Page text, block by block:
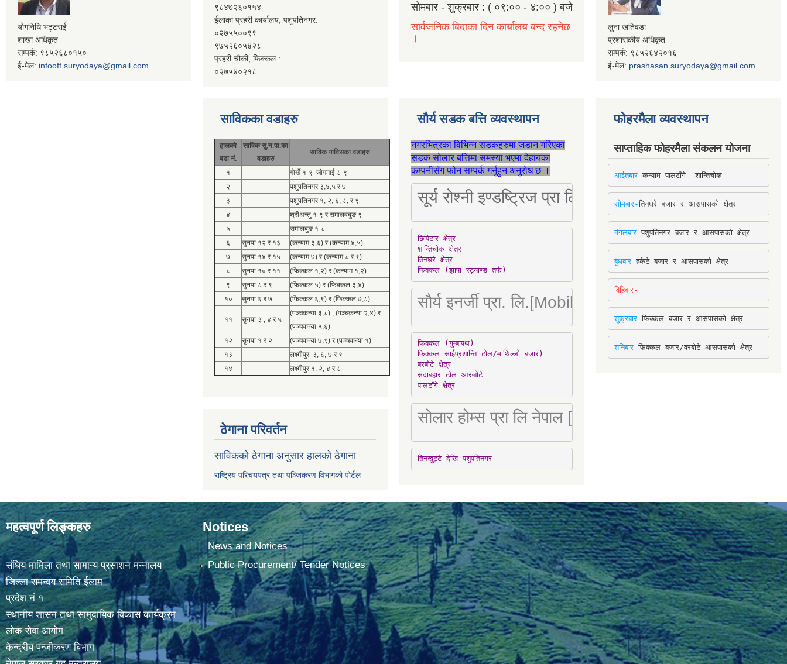
योगनिधि भट्टराई
शाखा अधिकृत
सम्पर्क: ९८५२६८०१५०
ई-मेल: infooff.suryodaya@gmail.com
९८४७२६०१५४
ईलाका प्रहरी कार्यालय, पशुपतिनगर:
०२७५५००९९
९७५२६०५४२८
प्रहरी चौकी, फिक्कल :
०२७५४०२१८
सोमबार - शुक्रबार : ( ०९:०० - ४:०० ) बजे
सार्वजनिक बिदाका दिन कार्यालय बन्द रहनेछ
।
लुना खतिवडा
प्रशासकीय अधिकृत
सम्पर्क: ९८५२६४२०१६
ई-मेल: prashasan.suryodaya@gmail.com
साविकका वडाहरु
हालको
वडा नं.
साविक सु.न.पा.का
वडाहरु
साविक गाविसका वडाहरु
१
गोर्खे १-९ जोगमाई ८-९
२
पशुपतिनगर ३,४,५ र ७
३
पशुपतिनगर १, २, ६, ८, र ९
४
श्रीअन्तु १-९ र समालवबुङ ९
५
समालबुङ १-८
६
सुनपा १२ र १३
(कन्याम ३,६) र (कन्याम ४,५)
७
सुनपा १४ र १५
(कन्याम ७) र (कन्याम ८ र ९)
८
सुनपा १० र ११
(फिक्कल १,२) र (कन्याम १,२)
९
सुनपा ८ र ९
(फिक्कल ५) र (फिक्कल ३,४)
१०
सुनपा ६ र ७ (फिक्कल ६,९) र (फिक्कल ७,८)
११ सुनपा ३ , ४ र ५
(पञ्चकन्या ३,८) , (पञ्चकन्या २,४) र
(पञ्चकन्या ५,६)
१२
सुनपा १ र २
(पञ्चकन्या ७,९) र (पञ्चकन्या १)
१३
लक्ष्मीपुर ३, ६, ७ र ९
१४
लक्ष्मीपुर १, २, ४ र ८
ठेगाना परिवर्तन
साविकको ठेगाना अनुसार हालको ठेगाना
राष्ट्रिय परिचयपत्र तथा पञ्जिकरण विभागको पोर्टल
सौर्य सडक बत्ति व्यवस्थापन
नगरभित्रका विभिन्न सडकहरुमा जडान गरिएका
सडक सोलार बत्तिमा समस्या भएमा देहायका
कम्पनीसँग फोन सम्पर्क गर्नुहुन अनुरोध छ ।
सूर्य रोश्नी इण्डष्ट्रिज प्रा लि [Mobile: 9851034034]
छिपिटार क्षेत्र
शान्तिचोक क्षेत्र
तिनघरे क्षेत्र
फिक्कल (झापा स्ट्याण्ड तर्फ)
सौर्य इनर्जी प्रा. लि.[Mobile : 9842780266]
फिक्कल (गुम्बापथ)
फिक्कल साईप्रशान्ति टोल/माथिल्लो बजार)
बरबोटे क्षेत्र
सदाबहार टोल आरुबोटे
पालटाँगे क्षेत्र
सोलार होम्स प्रा लि नेपाल [Mobile : 9851066274]
तिनखुट्टे देखि पशुपतिनगर
फोहरमैला व्यवस्थापन
साप्ताहिक फोहरमैला संकलन योजना
आईतबार-कन्याम-पालटाँगे- शान्तिचोक
सोमबार-तिनघरे बजार र आसपासको क्षेत्र
मंगलबार-पशुपतिनगर बजार र आसपासको क्षेत्र
बुधबार-हर्कटे बजार र आसपासको क्षेत्र
विहिबार-
शुक्रबार-फिक्कल बजार र आसपासको क्षेत्र
शनिबार-फिक्कल बजार/वरबोटे आसपासको क्षेत्र
महत्वपूर्ण लिङ्कहरु
संघिय मामिला तथा सामान्य प्रसाशन मन्नालय
जिल्ला समन्वय समिति ईलाम
प्रदेश नं १
स्थानीय शासन तथा सामुदायिक विकास कार्यक्रम
लोक सेवा आयोग
केन्द्रीय पन्जीकरण बिभाग
Notices
News and Notices
Public Procurement/ Tender Notices